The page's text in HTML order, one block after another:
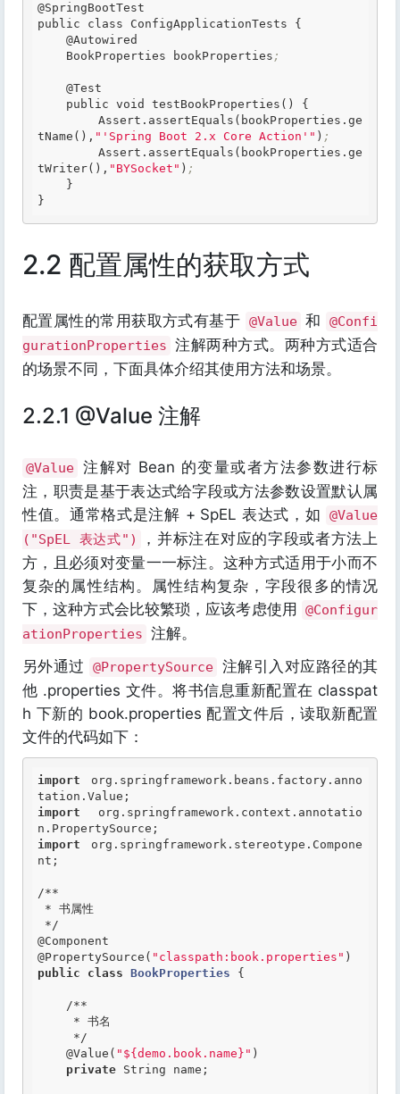
@SpringBootTest
public class ConfigApplicationTests {
    BookProperties bookProperties
;
        Assert
.assertEquals (bookProperties .ge
tName (), "'Spring Boot 2.x Core Action'" ) ;
        Assert
.assertEquals (bookProperties .ge
tWriter(), "BYSocket" ) ;
2.2 配置属性的获取方式
配置属性的常用获取方式有基于 @Value 和
@Confi
gurationProperties 注解两种方式。两种方式适合
的场景不同，下面具体介绍其使用方法和场景。
2.2.1 @Value 注解
@Value 注解对 Bean 的变量或者方法参数进行标
注，职责是基于表达式给字段或方法参数设置默认属
性值。通常格式是注解 + SpEL 表达式，如
@Value
("SpEL 表达式")
，并标注在对应的字段或者方法上
方，且必须对变量一一标注。这种方式适用于小而不
复杂的属性结构。属性结构复杂，字段很多的情况
下，这种方式会比较繁琐，应该考虑使用
@Configur
ationProperties 注解。
另外通过
@PropertySource 注解引入对应路径的其
他 .properties 文件。将书信息重新配置在 classpat
h 下新的 book.properties 配置文件后，读取新配置
文件的代码如下：
import org.springframework.beans.factory.anno
import org.springframework.context.annotatio
import org.springframework.stereotype.Compone
nt;
/**
*/
@Component
@PropertySource ( "classpath:book.properties"
public
class BookProperties {
/**
     */
@Value ( "${demo.book.name}" )
private String name;